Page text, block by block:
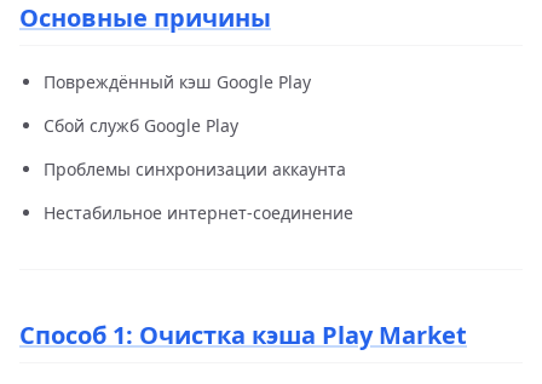
Основные причины
Повреждённый кэш Google Play
Сбой служб Google Play
Проблемы синхронизации аккаунта
Нестабильное интернет-соединение
Способ 1: Очистка кэша Play Market